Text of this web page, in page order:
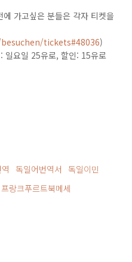
가고싶은 분들은 각자 티켓을
tickets#48036)
요일 25유로, 할인: 15유로
독일어번역서 독일이민
프랑크푸르트북메세